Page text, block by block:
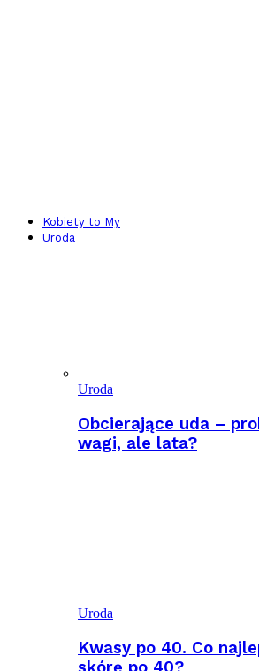
Kobiety to My
Uroda
Uroda
Obcierające uda –
wagi, ale lata?
Uroda
Kwasy po 40. Co